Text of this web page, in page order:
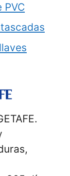
PVC